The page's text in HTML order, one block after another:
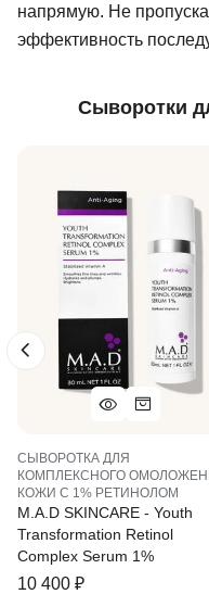
напрямую. Не
эффективность
Сыворотки
СЫВОРОТКА ДЛЯ
КОМПЛЕКСНОГО
КОЖИ С 1% РЕТИНОЛОМ
M.A.D SKINCARE - Youth
Transformation Retinol
Complex Serum 1%
10 400 ₽